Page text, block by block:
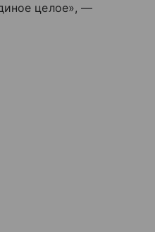
целое», —